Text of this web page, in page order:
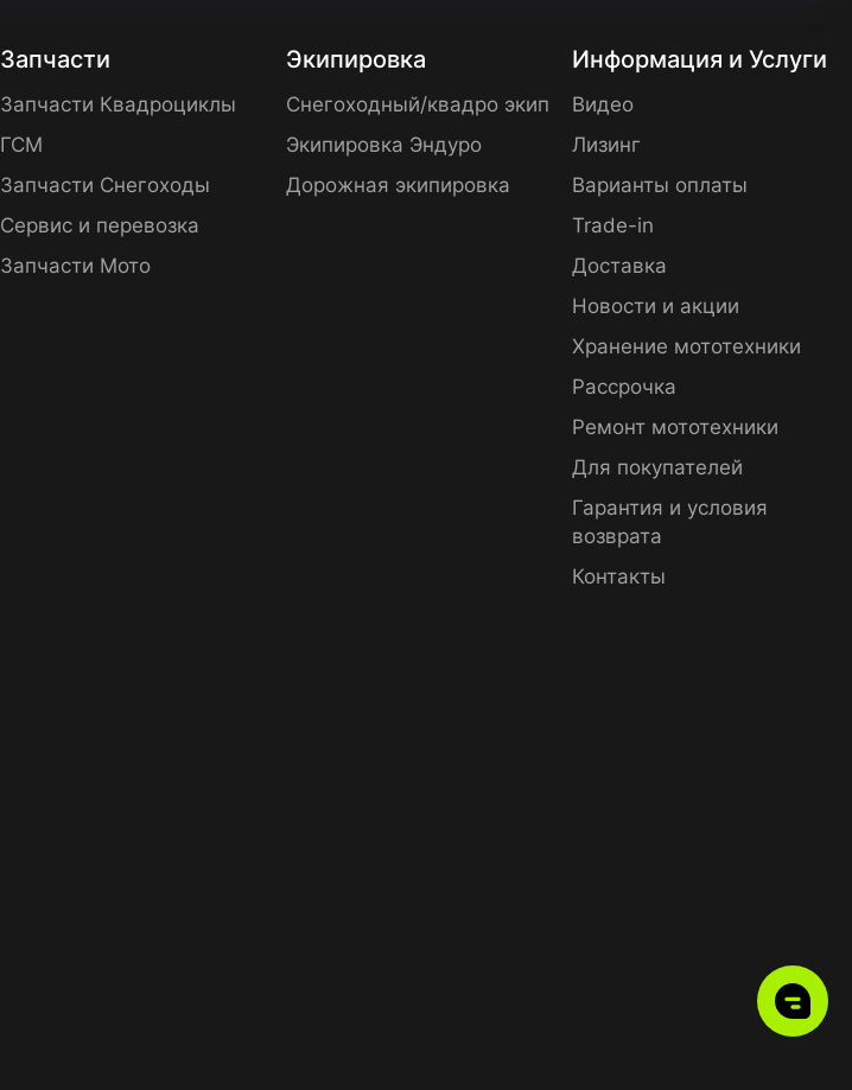
Запчасти
Запчасти Квадроциклы
ГСМ
Запчасти Снегоходы
Сервис и перевозка
Запчасти Мото
Экипировка
Снегоходный/квадро экип
Экипировка Эндуро
Дорожная экипировка
Информация и Услуги
Видео
Лизинг
Варианты оплаты
Trade-in
Доставка
Новости и акции
Хранение мототехники
Рассрочка
Ремонт мототехники
Для покупателей
Гарантия и условия
возврата
Контакты